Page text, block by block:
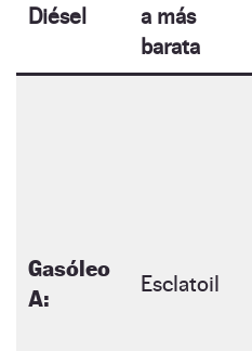
Diésel
a más
barata
Gasóleo
A:
Esclatoil